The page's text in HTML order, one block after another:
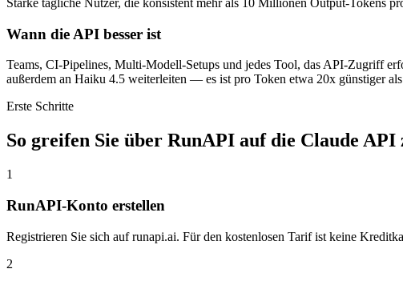
Starke tägliche Nutzer, die konsistent mehr als 10 Millionen Output-Tokens
Wann die API besser ist
Teams, CI-Pipelines, Multi-Modell-Setups und jedes Tool, das API-Zugriff
außerdem an Haiku 4.5 weiterleiten — es ist pro Token etwa 20x günstiger
Erste Schritte
So greifen Sie über RunAPI auf die Claude API
1
RunAPI-Konto erstellen
Registrieren Sie sich auf runapi.ai. Für den kostenlosen Tarif ist keine
2